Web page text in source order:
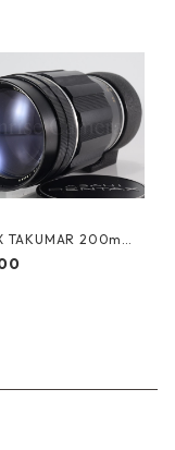
TAKUMAR 200mm
ペンタックス (6133